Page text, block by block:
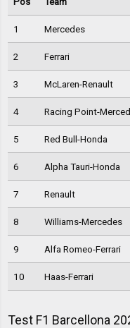
1 Mercedes
2 Ferrari
3 McLaren-Renault
4 Racing Point-
5 Red Bull-Honda
6 Alpha Tauri-Honda
7 Renault
8 Williams-Mercedes
9 Alfa Romeo-Ferrari
10 Haas-Ferrari
Test F1 Barcellona